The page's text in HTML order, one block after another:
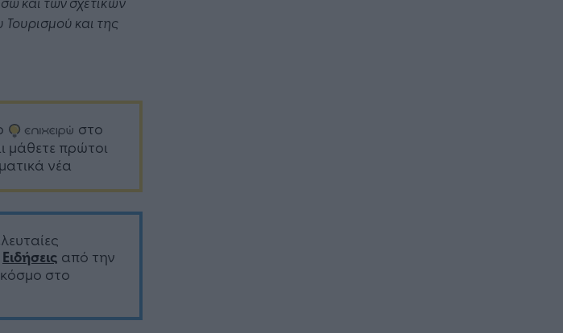
και της
στο
μάθετε πρώτοι
νέα
Ειδήσεις από την
στο